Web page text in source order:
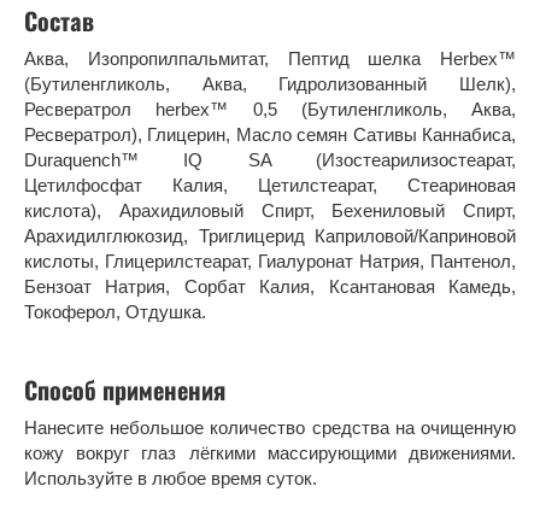
Состав
Аква, Изопропилпальмитат, Пептид шелка Herbex™
(Бутиленгликоль, Аква, Гидролизованный Шелк),
Ресвератрол herbex™ 0,5 (Бутиленгликоль, Аква,
Ресвератрол), Глицерин, Масло семян Сативы Каннабиса,
Duraquench™ IQ SA (Изостеарилизостеарат,
Цетилфосфат Калия, Цетилстеарат, Стеариновая
кислота), Арахидиловый Спирт, Бехениловый Спирт,
Арахидилглюкозид, Триглицерид Каприловой/Каприновой
кислоты, Глицерилстеарат, Гиалуронат Натрия, Пантенол,
Бензоат Натрия, Сорбат Калия, Ксантановая Камедь,
Токоферол, Отдушка.
Способ применения
Нанесите небольшое количество средства на очищенную
кожу вокруг глаз лёгкими массирующими движениями.
Используйте в любое время суток.